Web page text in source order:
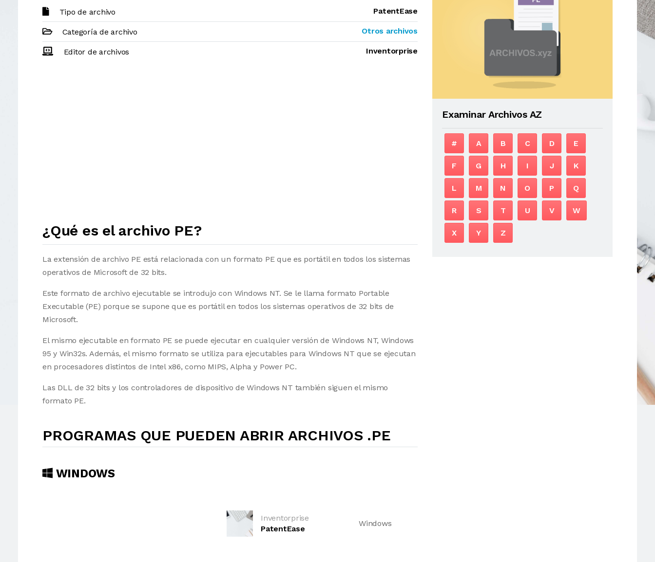
Tipo de archivo PatentEase
Categoría de archivo Otros archivos
Editor de archivos Inventorprise
¿Qué es el archivo PE?
La extensión de archivo PE está relacionada con un formato PE que es portátil en todos los sistemas
operativos de Microsoft de 32 bits.
Este formato de archivo ejecutable se introdujo con Windows NT. Se le llama formato Portable
Executable (PE) porque se supone que es portátil en todos los sistemas operativos de 32 bits de
Microsoft.
El mismo ejecutable en formato PE se puede ejecutar en cualquier versión de Windows NT, Windows
95 y Win32s. Además, el mismo formato se utiliza para ejecutables para Windows NT que se ejecutan
en procesadores distintos de Intel x86, como MIPS, Alpha y Power PC.
Las DLL de 32 bits y los controladores de dispositivo de Windows NT también siguen el mismo
formato PE.
PROGRAMAS QUE PUEDEN ABRIR ARCHIVOS .PE
WINDOWS
Inventorprise
PatentEase
Windows
Examinar Archivos AZ
# A B C D E
F G H I J K
L M N O P Q
R S T U V W
X Y Z